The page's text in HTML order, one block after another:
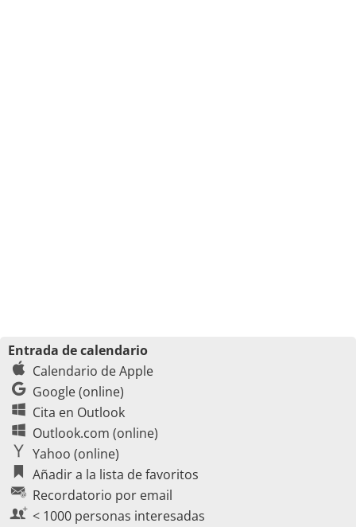
Entrada de calendario
Calendario de Apple
Google (online)
Cita en Outlook
Outlook.com (online)
Yahoo (online)
Añadir a la lista de favoritos
Recordatorio por email
< 1000 personas interesadas